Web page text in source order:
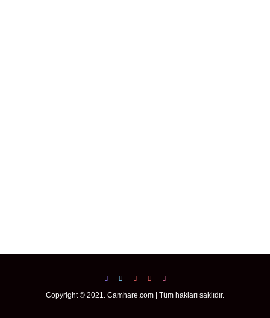
Copyright © 2021. Camhare.com | Tüm hakları saklıdır.